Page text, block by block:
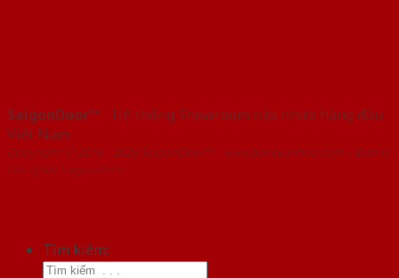
SaigonDoor™ - Hệ thống Showroom cửa nhựa hàng đầu
Việt Nam
Copyright ⓒ 2016 – 2026 SaigonDoor™ - www.bancuanhua.com | Đơn vị
chủ quản SaigonDoor
Tìm kiếm: